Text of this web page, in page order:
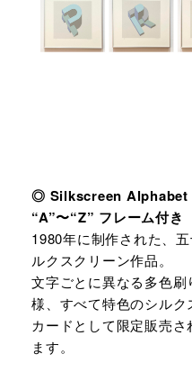
◎ Silkscreen
“A”〜“Z” フレーム付き
1980年に制作された、
ルクスクリーン作品。
文字ごとに異なる多色
様、すべて特色のシル
カードとして限定販売
ます。